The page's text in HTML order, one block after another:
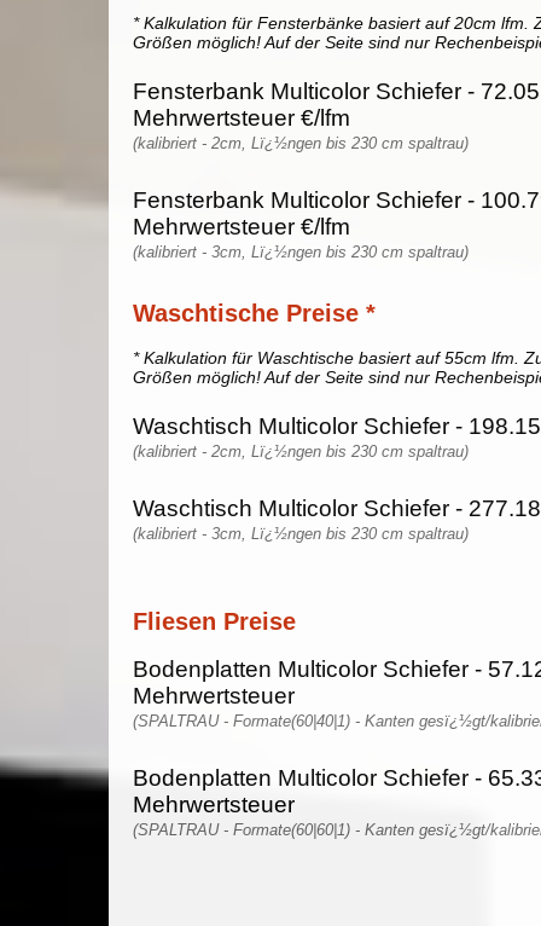
* Kalkulation für Fensterbänke basiert auf 20cm lfm.
Größen möglich! Auf der Seite sind nur
Fensterbank Multicolor Schiefer -
Mehrwertsteuer €/lfm
(kalibriert - 2cm, Lï¿½ngen bis 230 cm spaltrau)
Fensterbank Multicolor Schiefer -
Mehrwertsteuer €/lfm
(kalibriert - 3cm, Lï¿½ngen bis 230 cm spaltrau)
Waschtische Preise *
* Kalkulation für Waschtische basiert auf 55cm lfm.
Größen möglich! Auf der Seite sind nur
Waschtisch Multicolor Schiefer -
(kalibriert - 2cm, Lï¿½ngen bis 230 cm spaltrau)
Waschtisch Multicolor Schiefer -
(kalibriert - 3cm, Lï¿½ngen bis 230 cm spaltrau)
Fliesen Preise
Bodenplatten Multicolor Schiefer -
Mehrwertsteuer
(SPALTRAU - Formate(60|40|1) - Kanten gesï¿½gt/
Bodenplatten Multicolor Schiefer -
Mehrwertsteuer
(SPALTRAU - Formate(60|60|1) - Kanten gesï¿½gt/